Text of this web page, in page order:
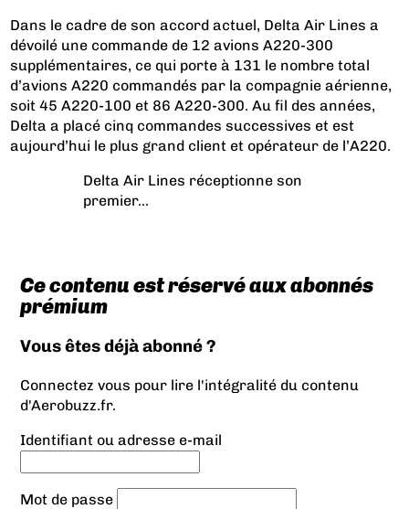
Dans le cadre de son accord actuel, Delta Air Lines a
dévoilé une commande de 12 avions A220-300
supplémentaires, ce qui porte à 131 le nombre total
d’avions A220 commandés par la compagnie aérienne,
soit 45 A220-100 et 86 A220-300. Au fil des années,
Delta a placé cinq commandes successives et est
aujourd’hui le plus grand client et opérateur de l’A220.
Delta Air Lines réceptionne son
premier...
Ce contenu est réservé aux abonnés
prémium
Vous êtes déjà abonné ?
Connectez vous pour lire l'intégralité du contenu
d'Aerobuzz.fr.
Identifiant ou adresse e-mail
Mot de passe